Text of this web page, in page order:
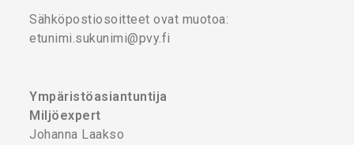
Sähköpostiosoitteet ovat muotoa:
etunimi.sukunimi@pvy.fi
Ympäristöasiantuntija
Miljöexpert
Johanna Laakso